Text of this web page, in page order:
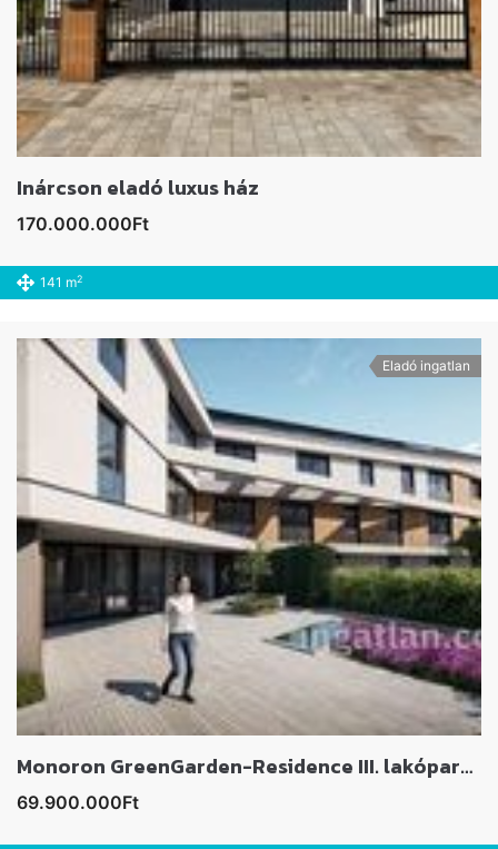
Inárcson eladó luxus ház
170.000.000Ft
141 m2
Eladó ingatlan
Monoron GreenGarden-Residence III. lakóparkban lakás eladó
69.900.000Ft